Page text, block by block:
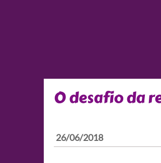
O desafio da
26/06/2018